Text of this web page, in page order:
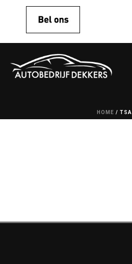
HOME / TSA